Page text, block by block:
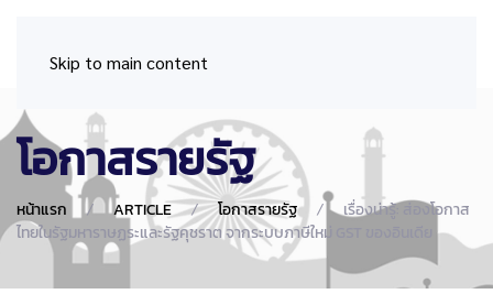
Skip to main content
โอกาสรายรัฐ
หน้าแรก ARTICLE โอกาสรายรัฐ
เรื่องน่ารู้: ส่องโอกาส
ไทยในรัฐมหาราษฏระและรัฐคุชราต จากระบบภาษีใหม่ GST ของอินเดีย